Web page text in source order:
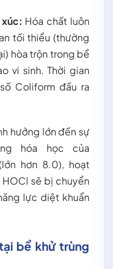
Hóa chất luôn
tối thiểu (thường
hòa trộn trong bể
vi sinh. Thời gian
Coliform đầu ra
hưởng lớn đến sự
hóa học của
hơn 8.0), hoạt
sẽ bị chuyển
lực diệt khuẩn
bể khử trùng